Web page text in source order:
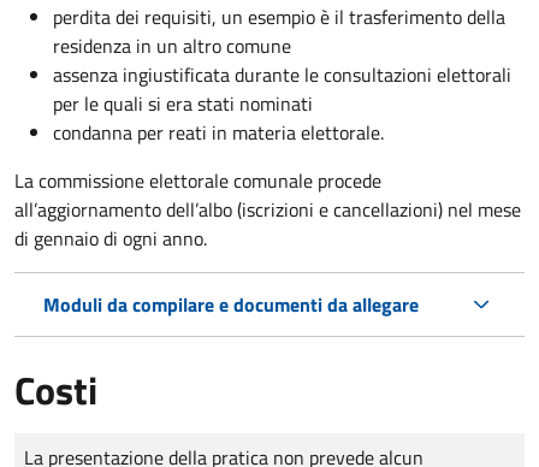
perdita dei requisiti, un esempio è il trasferimento della
residenza in un altro comune
assenza ingiustificata durante le consultazioni elettorali
per le quali si era stati nominati
condanna per reati in materia elettorale.
La commissione elettorale comunale procede
all’aggiornamento dell’albo (iscrizioni e cancellazioni) nel mese
di gennaio di ogni anno.
Moduli da compilare e documenti da allegare
Costi
Tipo di pagamento
Importo
La presentazione della pratica non prevede alcun